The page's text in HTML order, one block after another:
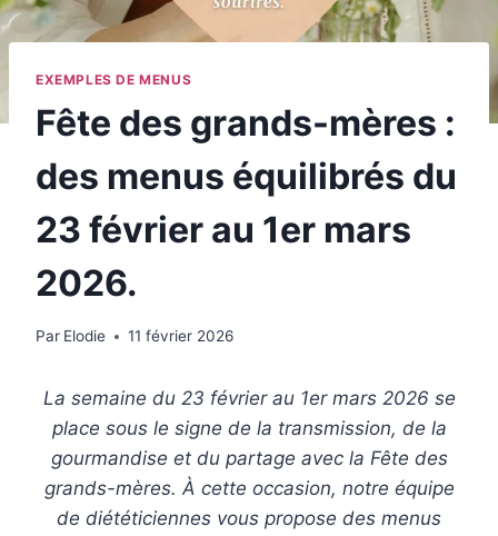
EXEMPLES DE MENUS
Fête des grands-mères :
des menus équilibrés du
23 février au 1er mars
2026.
Par Elodie 11 février 2026
La semaine du 23 février au 1er mars 2026 se
place sous le signe de la transmission, de la
gourmandise et du partage avec la Fête des
grands-mères. À cette occasion, notre équipe
de diététiciennes vous propose des menus